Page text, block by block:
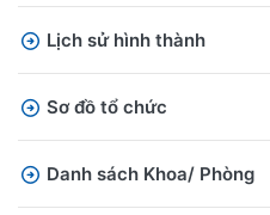
Lịch sử hình thành
Sơ đồ tổ chức
Danh sách Khoa/ Phòng